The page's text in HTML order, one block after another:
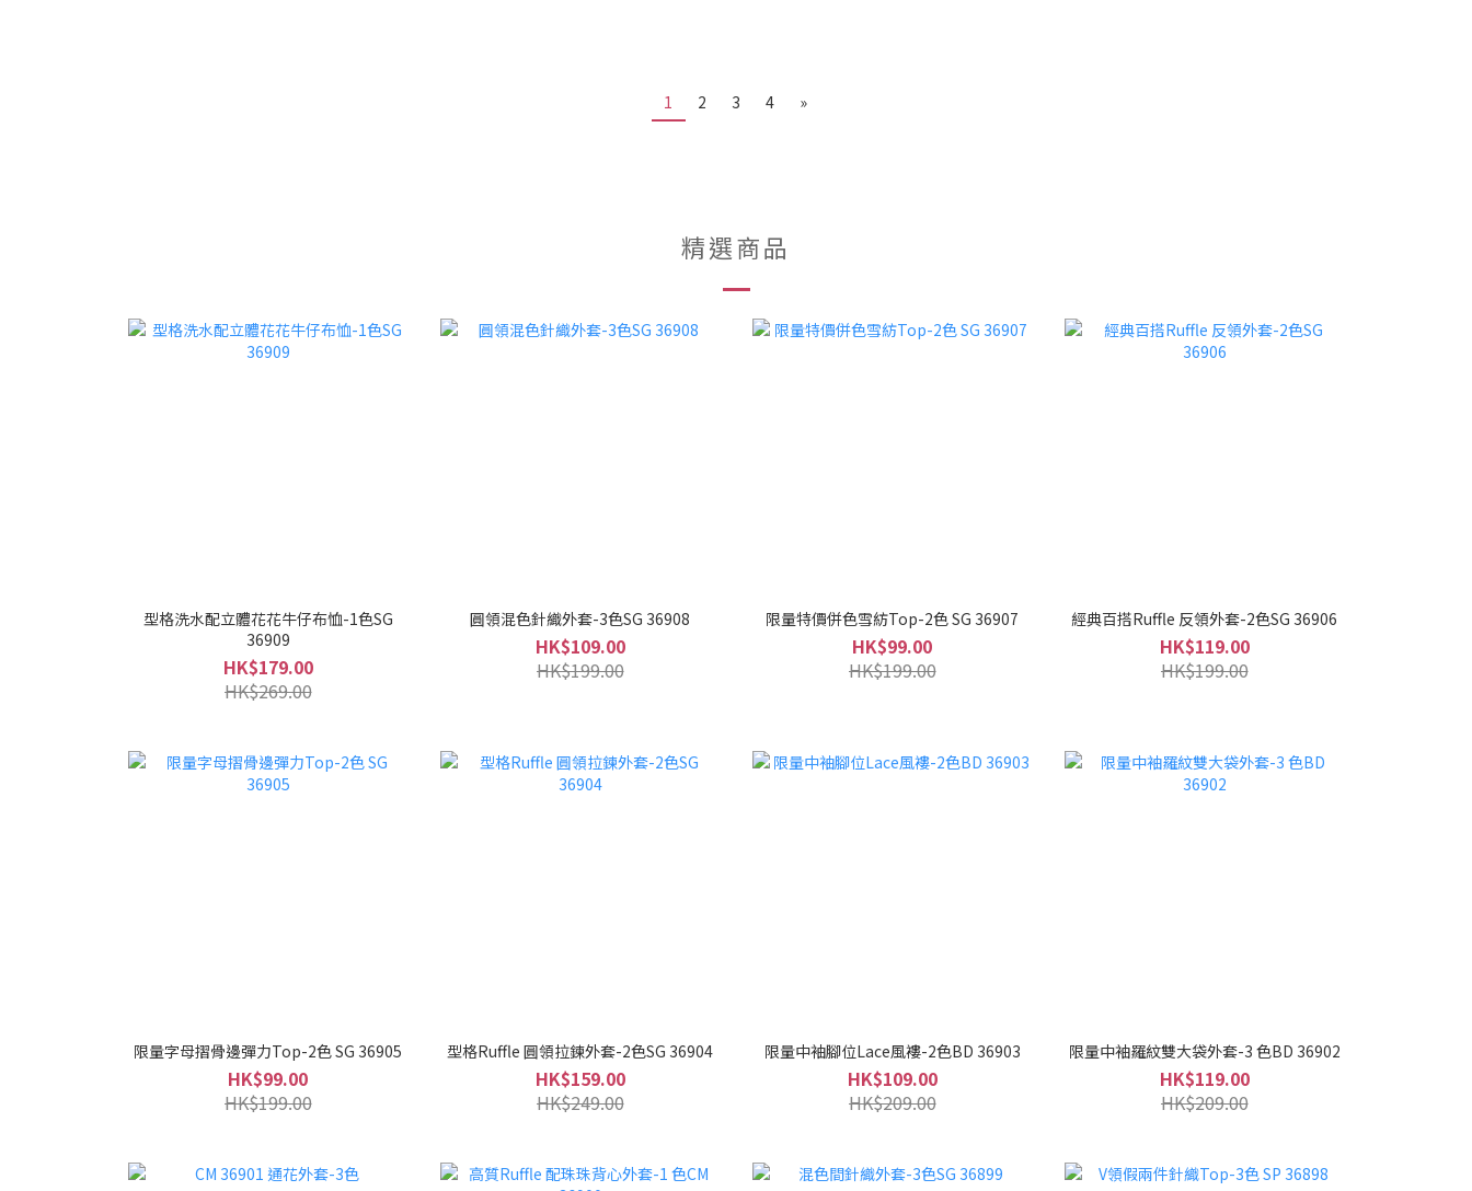
1 2 3 4 »
精選商品
型格洗水配立體花花牛仔布恤-1色SG
36909
HK$179.00
HK$269.00
圓領混色針織外套-3色SG 36908
HK$109.00
HK$199.00
限量特價併色雪紡Top-2色 SG 36907
HK$99.00
HK$199.00
經典百搭Ruffle 反領外套-2色SG 36906
HK$119.00
HK$199.00
限量字母摺骨邊彈力Top-2色 SG 36905
HK$99.00
HK$199.00
型格Ruffle 圓領拉鍊外套-2色SG 36904
HK$159.00
HK$249.00
限量中袖腳位Lace風褸-2色BD 36903
HK$109.00
HK$209.00
限量中袖羅紋雙大袋外套-3 色BD 36902
HK$119.00
HK$209.00